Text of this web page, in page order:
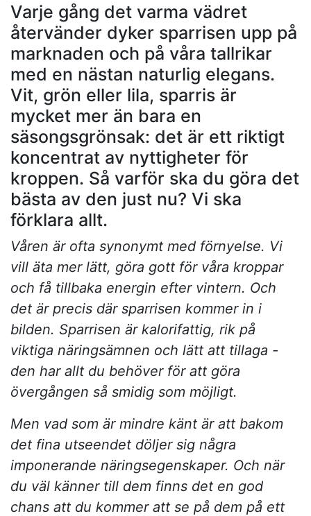
Varje gång det varma vädret
återvänder dyker sparrisen upp på
marknaden och på våra tallrikar
med en nästan naturlig elegans.
Vit, grön eller lila, sparris är
mycket mer än bara en
säsongsgrönsak: det är ett riktigt
koncentrat av nyttigheter för
kroppen. Så varför ska du göra det
bästa av den just nu? Vi ska
förklara allt.
Våren är ofta synonymt med förnyelse. Vi
vill äta mer lätt, göra gott för våra kroppar
och få tillbaka energin efter vintern. Och
det är precis där sparrisen kommer in i
bilden. Sparrisen är kalorifattig, rik på
viktiga näringsämnen och lätt att tillaga -
den har allt du behöver för att göra
övergången så smidig som möjligt.
Men vad som är mindre känt är att bakom
det fina utseendet döljer sig några
imponerande näringsegenskaper. Och när
du väl känner till dem finns det en god
chans att du kommer att se på dem på ett